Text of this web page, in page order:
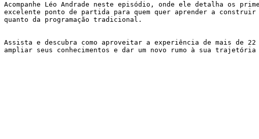
Acompanhe Léo Andrade neste episódio, onde ele detalha os
excelente ponto de partida para quem quer aprender a
quanto da programação tradicional.
Assista e descubra como aproveitar a experiência de mais de
ampliar seus conhecimentos e dar um novo rumo à sua